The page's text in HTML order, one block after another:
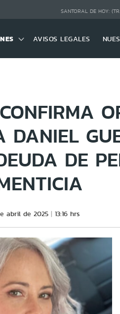
SANTORAL DE HOY:
AVISOS LEGALES
DANIEL
DE
abril de 2025 13:16 hrs